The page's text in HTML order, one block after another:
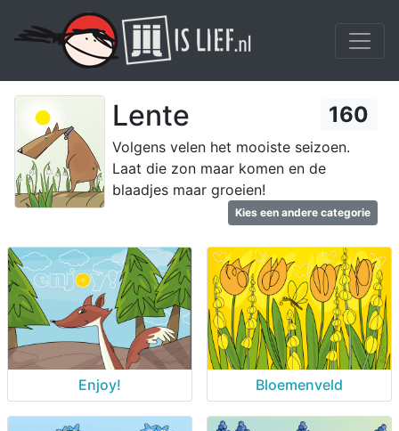
Lente 160
Volgens velen het mooiste seizoen.
Laat die zon maar komen en de
blaadjes maar groeien!
Kies een andere categorie
Enjoy! Bloemenveld